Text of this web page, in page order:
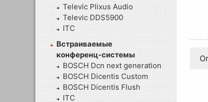
Televic Plixus Audio
Televic DDS5900
ITC
Встраиваемые
конференц-системы
BOSCH Dcn next generation
BOSCH Dicentis Custom
BOSCH Dicentis Flush
ITC